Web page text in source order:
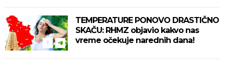
TEMPERATURE PONOVO DRASTIČNO
SKAČU: RHMZ objavio kakvo nas
vreme očekuje narednih dana!